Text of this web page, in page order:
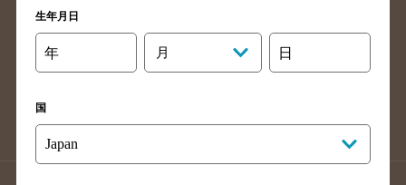
高知県のバー検索
長崎県のバー検索
佐賀県のバー検索
大分県のバー検索
熊本県のバー検索
沖縄県のバー検索
生年月日
年 月 日
国